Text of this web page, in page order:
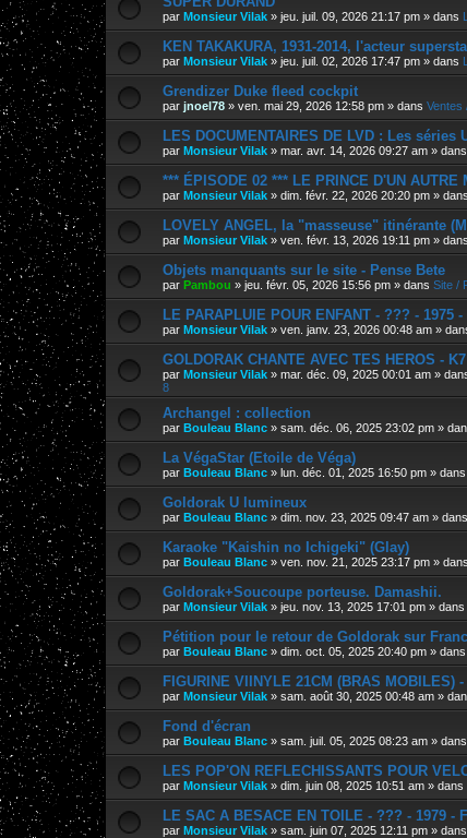
par Monsieur Vilak » jeu. juil. 09, 2026 21:17 pm » dans
KEN TAKAKURA, 1931-2014, l'acteur
par Monsieur Vilak » jeu. juil. 02, 2026 17:47 pm » dans
Grendizer Duke fleed cockpit
par jnoel78 » ven. mai 29, 2026 12:58 pm » dans Ventes
LES DOCUMENTAIRES DE LVD : Les séries
par Monsieur Vilak » mar. avr. 14, 2026 09:27 am » dans
*** ÉPISODE 02 *** LE PRINCE D'UN AUTRE
par Monsieur Vilak » dim. févr. 22, 2026 20:20 pm » dans
LOVELY ANGEL, la "masseuse" itinérante
par Monsieur Vilak » ven. févr. 13, 2026 19:11 pm » dans
Objets manquants sur le site - Pense Bete
par Pambou » jeu. févr. 05, 2026 15:56 pm » dans Site /
LE PARAPLUIE POUR ENFANT - ??? - 1975 -
par Monsieur Vilak » ven. janv. 23, 2026 00:48 am »
GOLDORAK CHANTE AVEC TES HEROS -
par Monsieur Vilak » mar. déc. 09, 2025 00:01 am »
8
Archangel : collection
par Bouleau Blanc » sam. déc. 06, 2025 23:02 pm »
La VégaStar (Etoile de Véga)
par Bouleau Blanc » lun. déc. 01, 2025 16:50 pm » dans
Goldorak U lumineux
par Bouleau Blanc » dim. nov. 23, 2025 09:47 am » dans
Karaoke "Kaishin no Ichigeki" (Glay)
par Bouleau Blanc » ven. nov. 21, 2025 23:17 pm » dans
Goldorak+Soucoupe porteuse. Damashii.
par Monsieur Vilak » jeu. nov. 13, 2025 17:01 pm » dans
Pétition pour le retour de Goldorak sur
par Bouleau Blanc » dim. oct. 05, 2025 20:40 pm » dans
FIGURINE VIINYLE 21CM (BRAS MOBILES)
par Monsieur Vilak » sam. août 30, 2025 00:48 am »
Fond d'écran
par Bouleau Blanc » sam. juil. 05, 2025 08:23 am » dans
LES POP'ON REFLECHISSANTS POUR
par Monsieur Vilak » dim. juin 08, 2025 10:51 am » dans
LE SAC A BESACE EN TOILE - ??? - 1979 -
par Monsieur Vilak » sam. juin 07, 2025 12:11 pm » dans